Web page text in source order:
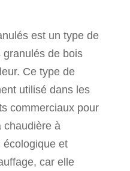
est un type de
de bois
Ce type de
utilisé dans les
commerciaux pour
chaudière à
écologique et
car elle